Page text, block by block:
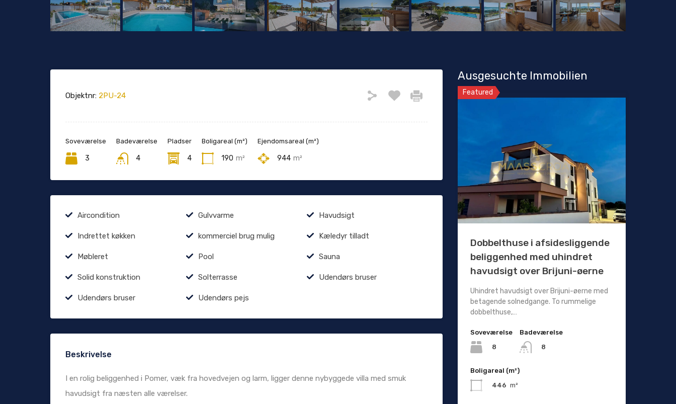
Objektnr: 2PU-24
Soveværelse
3
Badeværelse
4
Pladser
4
Boligareal (m²)
190 m²
Ejendomsareal (m²)
944 m²
Aircondition Gulvvarme Havudsigt
Indrettet køkken kommerciel brug mulig Kæledyr tilladt
Møbleret Pool Sauna
Solid konstruktion Solterrasse Udendørs bruser
Udendørs bruser Udendørs pejs
Beskrivelse
I en rolig beliggenhed i Pomer, væk fra hovedvejen og larm, ligger denne nybyggede villa med smuk
havudsigt fra næsten alle værelser.
Ausgesuchte Immobilien
Featured
Dobbelthuse i afsidesliggende
beliggenhed med uhindret
havudsigt over Brijuni-øerne
Uhindret havudsigt over Brijuni-øerne med
betagende solnedgange. To rummelige
dobbelthuse,…
Soveværelse
8
Badeværelse
8
Boligareal (m²)
446 m²